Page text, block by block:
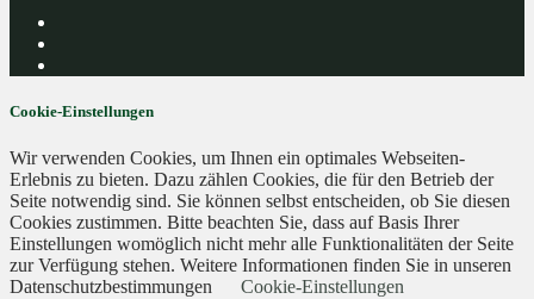
Cookie-Einstellungen
Wir verwenden Cookies, um Ihnen ein optimales Webseiten-
Erlebnis zu bieten. Dazu zählen Cookies, die für den Betrieb der
Seite notwendig sind. Sie können selbst entscheiden, ob Sie diesen
Cookies zustimmen. Bitte beachten Sie, dass auf Basis Ihrer
Einstellungen womöglich nicht mehr alle Funktionalitäten der Seite
zur Verfügung stehen. Weitere Informationen finden Sie in unseren
Datenschutzbestimmungen
Cookie-Einstellungen